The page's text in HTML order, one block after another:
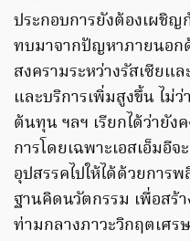
ประกอบการยังต้องเผชิ
ทบมาจากปัญหาภายนอก
สงครามระหว่างรัสเซียแ
และบริการเพิ่มสูงขึ้น ไม่
ต้นทุน ฯลฯ เรียกได้ว่ายั
การโดยเฉพาะเอสเอ็มอี
อุปสรรคไปให้ได้ด้วยการ
ฐานคิดนวัตกรรม เพื่อสร้
ท่ามกลางภาวะวิกฤตเศร